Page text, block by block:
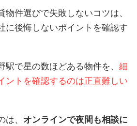
物件選びで失敗しないコツは、
に後悔しないポイントを確認す
駅で星の数ほどある物件を、 細
ントを確認するのは正直難しい
、 オンラインで夜間も相談に